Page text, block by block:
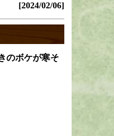
[2024/02/06]
のボケが寒そ